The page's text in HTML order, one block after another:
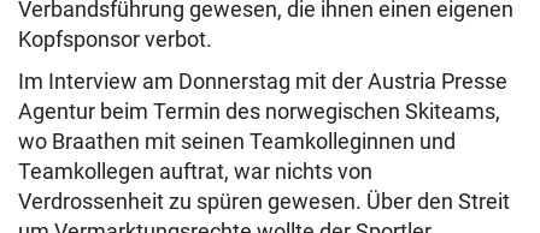
Verbandsführung gewesen, die ihnen einen eigenen
Kopfsponsor verbot.
Im Interview am Donnerstag mit der Austria Presse
Agentur beim Termin des norwegischen Skiteams,
wo Braathen mit seinen Teamkolleginnen und
Teamkollegen auftrat, war nichts von
Verdrossenheit zu spüren gewesen. Über den Streit